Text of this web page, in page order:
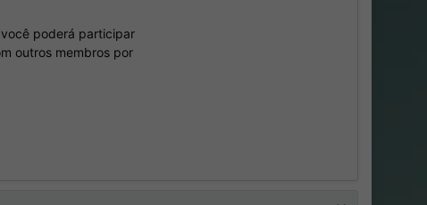
poderá participar
outros membros por